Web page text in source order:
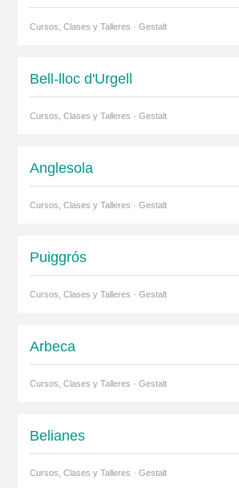
Cursos, Clases y Talleres · Gestalt
Bell-lloc d'Urgell
Cursos, Clases y Talleres · Gestalt
Anglesola
Cursos, Clases y Talleres · Gestalt
Puiggrós
Cursos, Clases y Talleres · Gestalt
Arbeca
Cursos, Clases y Talleres · Gestalt
Belianes
Cursos, Clases y Talleres · Gestalt